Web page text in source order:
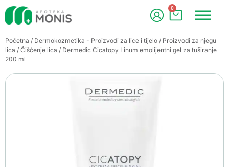
0
Početna / Dermokozmetika - Proizvodi za lice i tijelo / Proizvodi za njegu
lica / Čišćenje lica / Dermedic Cicatopy Linum emolijentni gel za tuširanje
200 ml